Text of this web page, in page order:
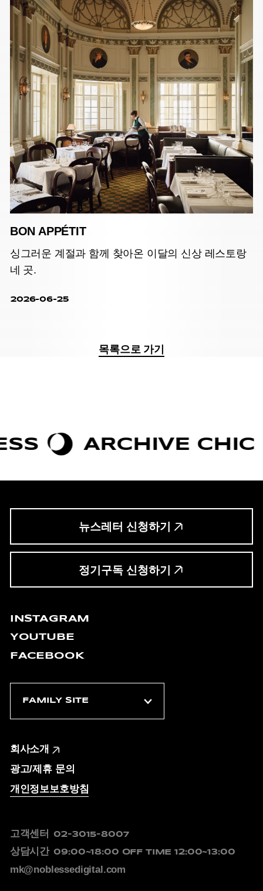
BON APPÉTIT
싱그러운 계절과 함께 찾아온 이달의 신상 레스토랑
네 곳.
2026-06-25
목록으로 가기
ARCHIVE CHIC
뉴스레터 신청하기
정기구독 신청하기
INSTAGRAM
YOUTUBE
FACEBOOK
회사소개
광고/제휴 문의
개인정보보호방침
고객센터 02-3015-8007
상담시간 09:00~18:00 OFF TIME 12:00~13:00
mk@noblessedigital.com